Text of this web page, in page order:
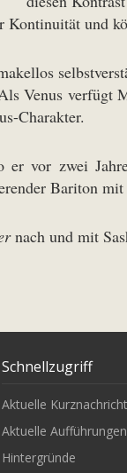
und
Venus
Charakter.
vor zwei
Bariton
nach und mit
Schnellzugriff
Aktuelle
Aktuelle Aufführungen
Hintergründe